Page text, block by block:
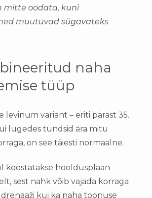
mitte oodata, kuni
muutuvad sügavateks
naha
tüüp
levinum variant – eriti pärast 35.
lugedes tundsid ära mitu
on see täiesti normaalne.
koostatakse hooldusplaan
sest nahk võib vajada korraga
kui ka naha toonuse